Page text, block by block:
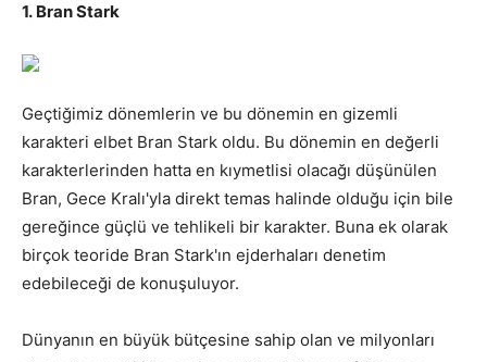
1. Bran Stark
Geçtiğimiz dönemlerin ve bu dönemin en gizemli
karakteri elbet Bran Stark oldu. Bu dönemin en değerli
karakterlerinden hatta en kıymetlisi olacağı düşünülen
Bran, Gece Kralı'yla direkt temas halinde olduğu için bile
gereğince güçlü ve tehlikeli bir karakter. Buna ek olarak
birçok teoride Bran Stark'ın ejderhaları denetim
edebileceği de konuşuluyor.
Dünyanın en büyük bütçesine sahip olan ve milyonları